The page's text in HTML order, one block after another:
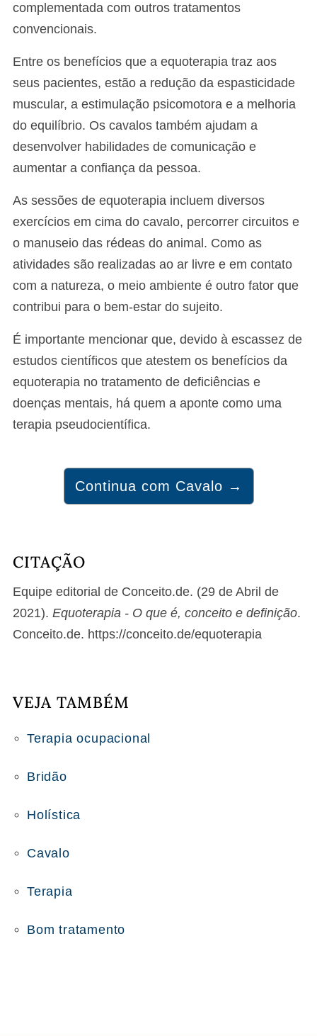
complementada com outros tratamentos
convencionais.
Entre os benefícios que a equoterapia traz aos
seus pacientes, estão a redução da espasticidade
muscular, a estimulação psicomotora e a melhoria
do equilíbrio. Os cavalos também ajudam a
desenvolver habilidades de comunicação e
aumentar a confiança da pessoa.
As sessões de equoterapia incluem diversos
exercícios em cima do cavalo, percorrer circuitos e
o manuseio das rédeas do animal. Como as
atividades são realizadas ao ar livre e em contato
com a natureza, o meio ambiente é outro fator que
contribui para o bem-estar do sujeito.
É importante mencionar que, devido à escassez de
estudos científicos que atestem os benefícios da
equoterapia no tratamento de deficiências e
doenças mentais, há quem a aponte como uma
terapia pseudocientífica.
Continua com Cavalo →
CITAÇÃO
Equipe editorial de Conceito.de. (29 de Abril de
2021). Equoterapia - O que é, conceito e definição.
Conceito.de. https://conceito.de/equoterapia
VEJA TAMBÉM
Terapia ocupacional
Bridão
Holística
Cavalo
Terapia
Bom tratamento